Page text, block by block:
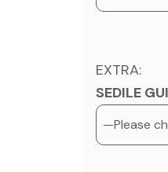
EXTRA:
SEDILE